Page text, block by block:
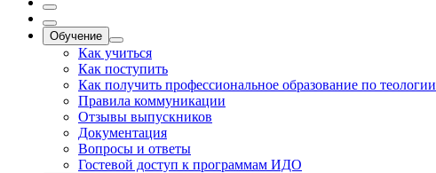
Обучение
Как учиться
Как поступить
Как получить профессиональное образование по теологии
Правила коммуникации
Отзывы выпускников
Документация
Вопросы и ответы
Гостевой доступ к программам ИДО